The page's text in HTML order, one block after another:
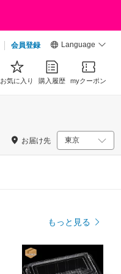
会員登録 Language
お気に入り 購入履歴 myクーポン
お届け先
もっと見る